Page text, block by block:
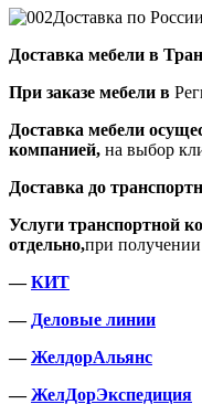
Доставка по России
Доставка мебели в
При заказе мебели в
Доставка мебели
компанией, на выбор
Доставка до
Услуги транспортной
отдельно,при получении
—КИТ
— Деловые линии
—ЖелдорАльянс
—ЖелДорЭкспедиция